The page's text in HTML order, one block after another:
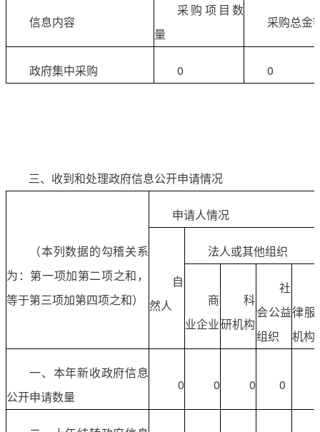
信息内容
采购项目数
量
采购总金
政府集中采购 0 0
三、收到和处理政府信息公开申请情况
（本列数据的勾稽关系
为：第一项加第二项之和，
等于第三项加第四项之和）
申请人情况
自
然人
法人或其他组织
商
业企业
科
研机构
社
会公益
组织
律服
机构
一、本年新收政府信息
公开申请数量
0 0 0 0